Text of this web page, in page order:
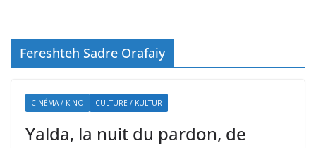
Fereshteh Sadre Orafaiy
CINÉMA / KINO CULTURE / KULTUR
Yalda, la nuit du pardon, de